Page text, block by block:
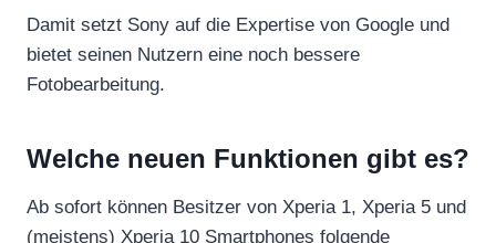
Damit setzt Sony auf die Expertise von Google und
bietet seinen Nutzern eine noch bessere
Fotobearbeitung.
Welche neuen Funktionen gibt es?
Ab sofort können Besitzer von Xperia 1, Xperia 5 und
(meistens) Xperia 10 Smartphones folgende